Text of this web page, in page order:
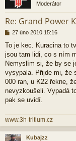
Moderátor
Re: Grand Power
P
í
s
p
v
e
k
27 úno 2010 15:16
To je kec. Kuracina to
jsou tam lidi, co s ním
Nemyslím si, že by se
vysypala. Přijde mi, že
000 ran, u K22 řekne,
nevyzkoušeli. Vypadá
pak se uvidí.
www.3h-tritium.cz
Kubajzz